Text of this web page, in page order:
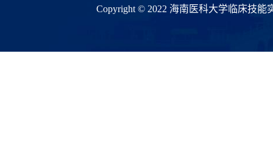
Copyright © 2022 海南医科大学临床技能